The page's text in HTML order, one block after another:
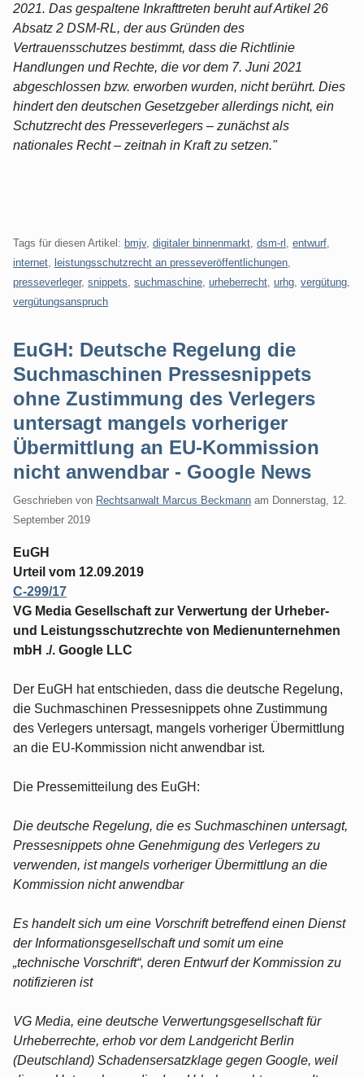
2021. Das gespaltene Inkrafttreten beruht auf Artikel 26
Absatz 2 DSM-RL, der aus Gründen des
Vertrauensschutzes bestimmt, dass die Richtlinie
Handlungen und Rechte, die vor dem 7. Juni 2021
abgeschlossen bzw. erworben wurden, nicht berührt. Dies
hindert den deutschen Gesetzgeber allerdings nicht, ein
Schutzrecht des Presseverlegers – zunächst als
nationales Recht – zeitnah in Kraft zu setzen."
Tags für diesen Artikel: bmjv, digitaler binnenmarkt dsm-rl entwurf
internet
leistungsschutzrecht an presseveröffentlichungen
presseverleger, snippets suchmaschine urheberrecht urhg vergütung
vergütungsanspruch
EuGH: Deutsche Regelung die
Suchmaschinen Pressesnippets
ohne Zustimmung des Verlegers
untersagt mangels vorheriger
Übermittlung an EU-Kommission
nicht anwendbar - Google News
Geschrieben von Rechtsanwalt Marcus Beckmann am Donnerstag, 12.
September 2019
EuGH
Urteil vom 12.09.2019
C-299/17
VG Media Gesellschaft zur Verwertung der Urheber-
und Leistungsschutzrechte von Medienunternehmen
mbH ./. Google LLC
Der EuGH hat entschieden, dass die deutsche Regelung,
die Suchmaschinen Pressesnippets ohne Zustimmung
des Verlegers untersagt, mangels vorheriger Übermittlung
an die EU-Kommission nicht anwendbar ist.
Die Pressemitteilung des EuGH:
Die deutsche Regelung, die es Suchmaschinen untersagt,
Pressesnippets ohne Genehmigung des Verlegers zu
verwenden, ist mangels vorheriger Übermittlung an die
Kommission nicht anwendbar
Es handelt sich um eine Vorschrift betreffend einen Dienst
der Informationsgesellschaft und somit um eine
„technische Vorschrift“, deren Entwurf der Kommission zu
notifizieren ist
VG Media, eine deutsche Verwertungsgesellschaft für
Urheberrechte, erhob vor dem Landgericht Berlin
(Deutschland) Schadensersatzklage gegen Google, weil